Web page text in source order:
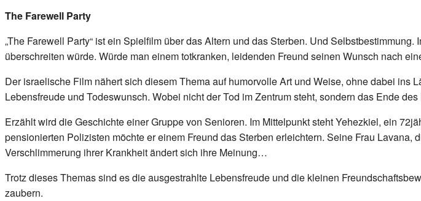
The Farewell Party
„The Farewell Party“ ist ein Spielfilm über das Altern und das Sterben. Und
überschreiten würde. Würde man einem totkranken, leidenden Freund seinen Wunsch nach
Der israelische Film nähert sich diesem Thema auf humorvolle Art und Weise, ohne dabei
Lebensfreude und Todeswunsch. Wobei nicht der Tod im Zentrum steht, sondern das Ende des
Erzählt wird die Geschichte einer Gruppe von Senioren. Im Mittelpunkt steht Yehezkiel, ein
pensionierten Polizisten möchte er einem Freund das Sterben erleichtern. Seine Frau
Verschlimmerung ihrer Krankheit ändert sich ihre Meinung…
Trotz dieses Themas sind es die ausgestrahlte Lebensfreude und die kleinen
zaubern.